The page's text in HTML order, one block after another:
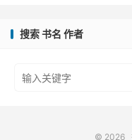
搜索 书名 作者
© 2026